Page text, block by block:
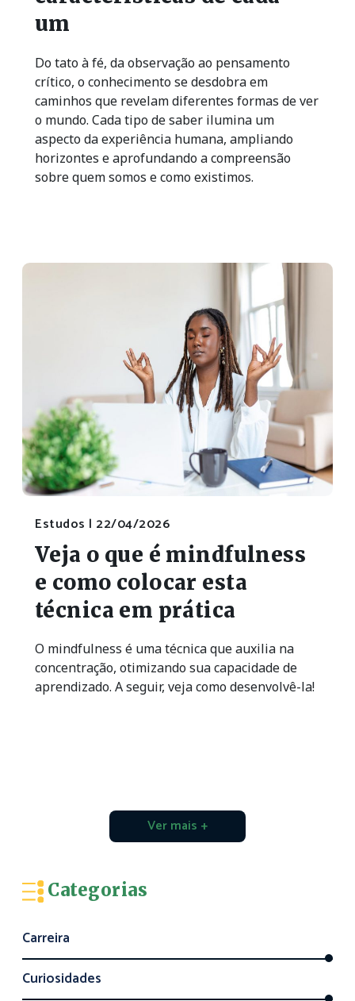
um
Do tato à fé, da observação ao pensamento
crítico, o conhecimento se desdobra em
caminhos que revelam diferentes formas de ver
o mundo. Cada tipo de saber ilumina um
aspecto da experiência humana, ampliando
horizontes e aprofundando a compreensão
sobre quem somos e como existimos.
Estudos | 22/04/2026
Veja o que é mindfulness
e como colocar esta
técnica em prática
O mindfulness é uma técnica que auxilia na
concentração, otimizando sua capacidade de
aprendizado. A seguir, veja como desenvolvê-la!
Ver mais +
Categorias
Carreira
Curiosidades